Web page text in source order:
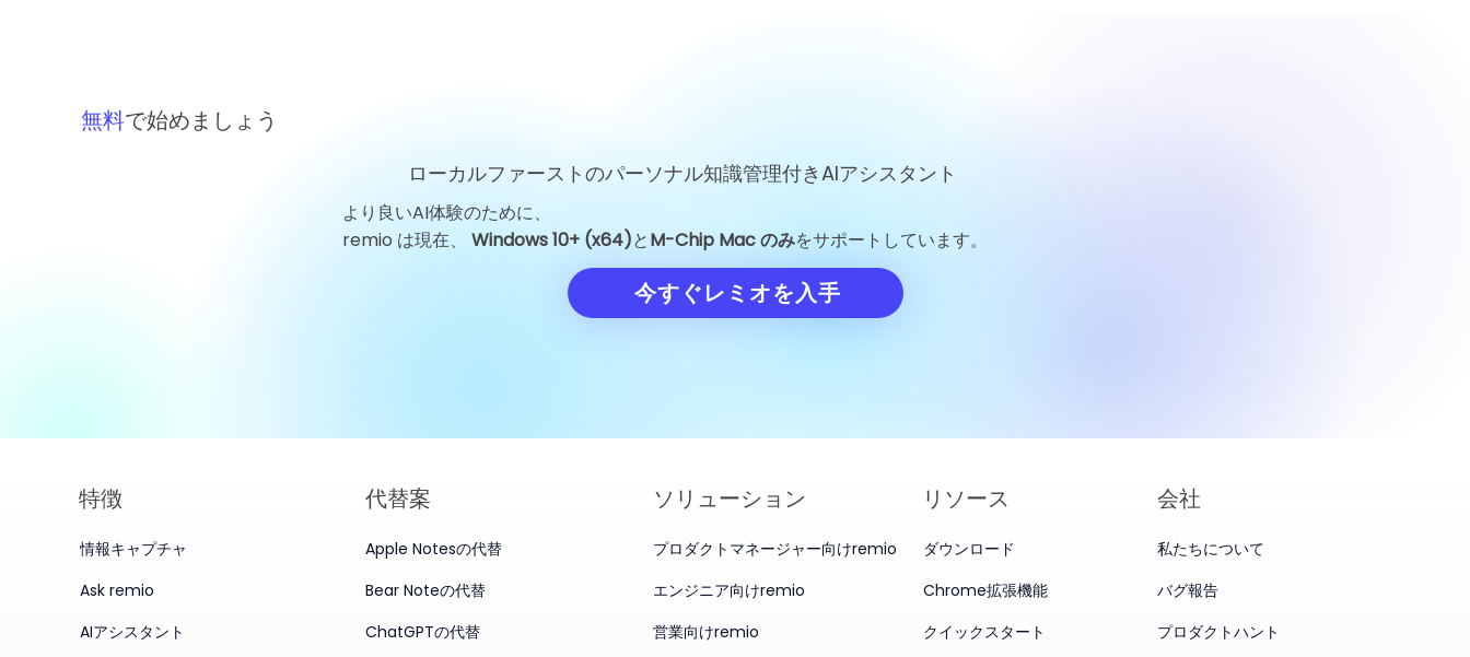
GigaDeviceテクノロジーニ
ュース：チップサイクルが確
GoogleのJeff Dean退社：
一人のエンジニアの離脱がAI
業界を揺るがした理由
格を150.8元に設定、評価額
の試金石に
無料で始めましょう
ローカルファーストのパーソナル知識管理付きAIアシスタント
より良いAI体験のために、
remio は現在、 Windows 10+ (x64)とM-Chip Mac のみをサポートしています。
今すぐレミオを入手
特徴
情報キャプチャ
Ask remio
AIアシスタント
代替案
Apple Notesの代替
Bear Noteの代替
ChatGPTの代替
ソリューション
プロダクトマネージャー向けremio
エンジニア向けremio
営業向けremio
リソース
ダウンロード
Chrome拡張機能
クイックスタート
会社
私たちについて
バグ報告
プロダクトハント